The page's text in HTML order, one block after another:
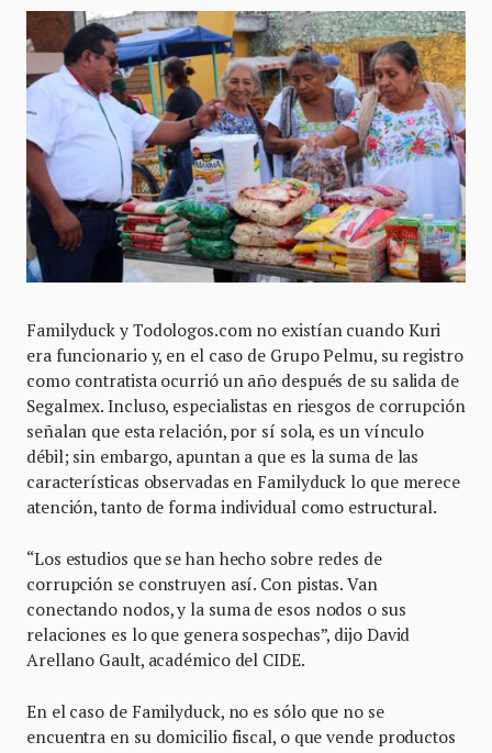
Familyduck y Todologos.com no existían cuando Kuri
era funcionario y, en el caso de Grupo Pelmu, su registro
como contratista ocurrió un año después de su salida de
Segalmex. Incluso, especialistas en riesgos de corrupción
señalan que esta relación, por sí sola, es un vínculo
débil; sin embargo, apuntan a que es la suma de las
características observadas en Familyduck lo que merece
atención, tanto de forma individual como estructural.
“Los estudios que se han hecho sobre redes de
corrupción se construyen así. Con pistas. Van
conectando nodos, y la suma de esos nodos o sus
relaciones es lo que genera sospechas”, dijo David
Arellano Gault, académico del CIDE.
En el caso de Familyduck, no es sólo que no se
encuentra en su domicilio fiscal, o que vende productos